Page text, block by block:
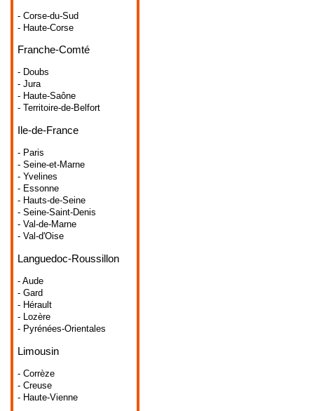
- Corse-du-Sud
- Haute-Corse
Franche-Comté
- Doubs
- Jura
- Haute-Saône
- Territoire-de-Belfort
Ile-de-France
- Paris
- Seine-et-Marne
- Yvelines
- Essonne
- Hauts-de-Seine
- Seine-Saint-Denis
- Val-de-Marne
- Val-d'Oise
Languedoc-Roussillon
- Aude
- Gard
- Hérault
- Lozère
- Pyrénées-Orientales
Limousin
- Corrèze
- Creuse
- Haute-Vienne